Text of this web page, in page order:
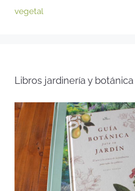
vegetal
Libros jardinería y botánica